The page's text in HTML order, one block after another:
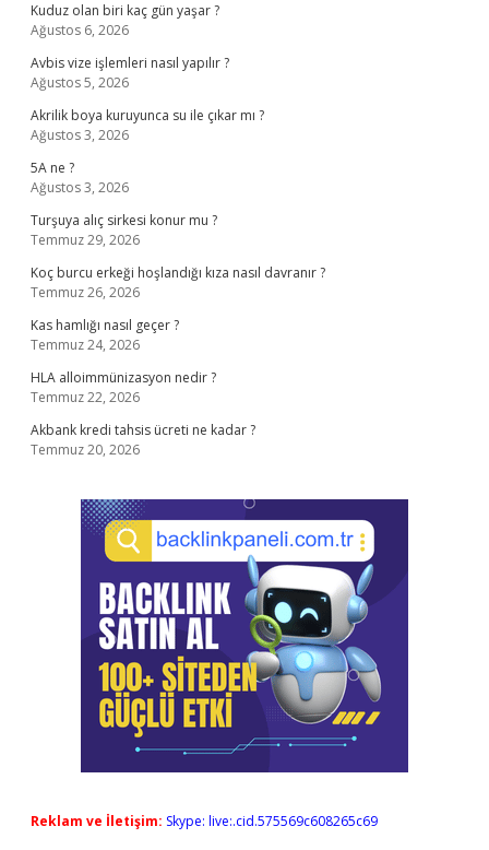
Kuduz olan biri kaç gün yaşar ?
Ağustos 6, 2026
Avbis vize işlemleri nasıl yapılır ?
Ağustos 5, 2026
Akrilik boya kuruyunca su ile çıkar mı ?
Ağustos 3, 2026
5A ne ?
Ağustos 3, 2026
Turşuya alıç sirkesi konur mu ?
Temmuz 29, 2026
Koç burcu erkeği hoşlandığı kıza nasıl davranır ?
Temmuz 26, 2026
Kas hamlığı nasıl geçer ?
Temmuz 24, 2026
HLA alloimmünizasyon nedir ?
Temmuz 22, 2026
Akbank kredi tahsis ücreti ne kadar ?
Temmuz 20, 2026
Reklam ve İletişim: Skype: live:.cid.575569c608265c69